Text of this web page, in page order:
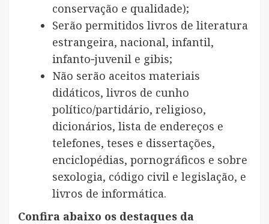
conservação e qualidade);
Serão permitidos livros de literatura
estrangeira, nacional, infantil,
infanto‐juvenil e gibis;
Não serão aceitos materiais
didáticos, livros de cunho
político/partidário, religioso,
dicionários, lista de endereços e
telefones, teses e dissertações,
enciclopédias, pornográficos e sobre
sexologia, código civil e legislação, e
livros de informática.
Confira abaixo os destaques da